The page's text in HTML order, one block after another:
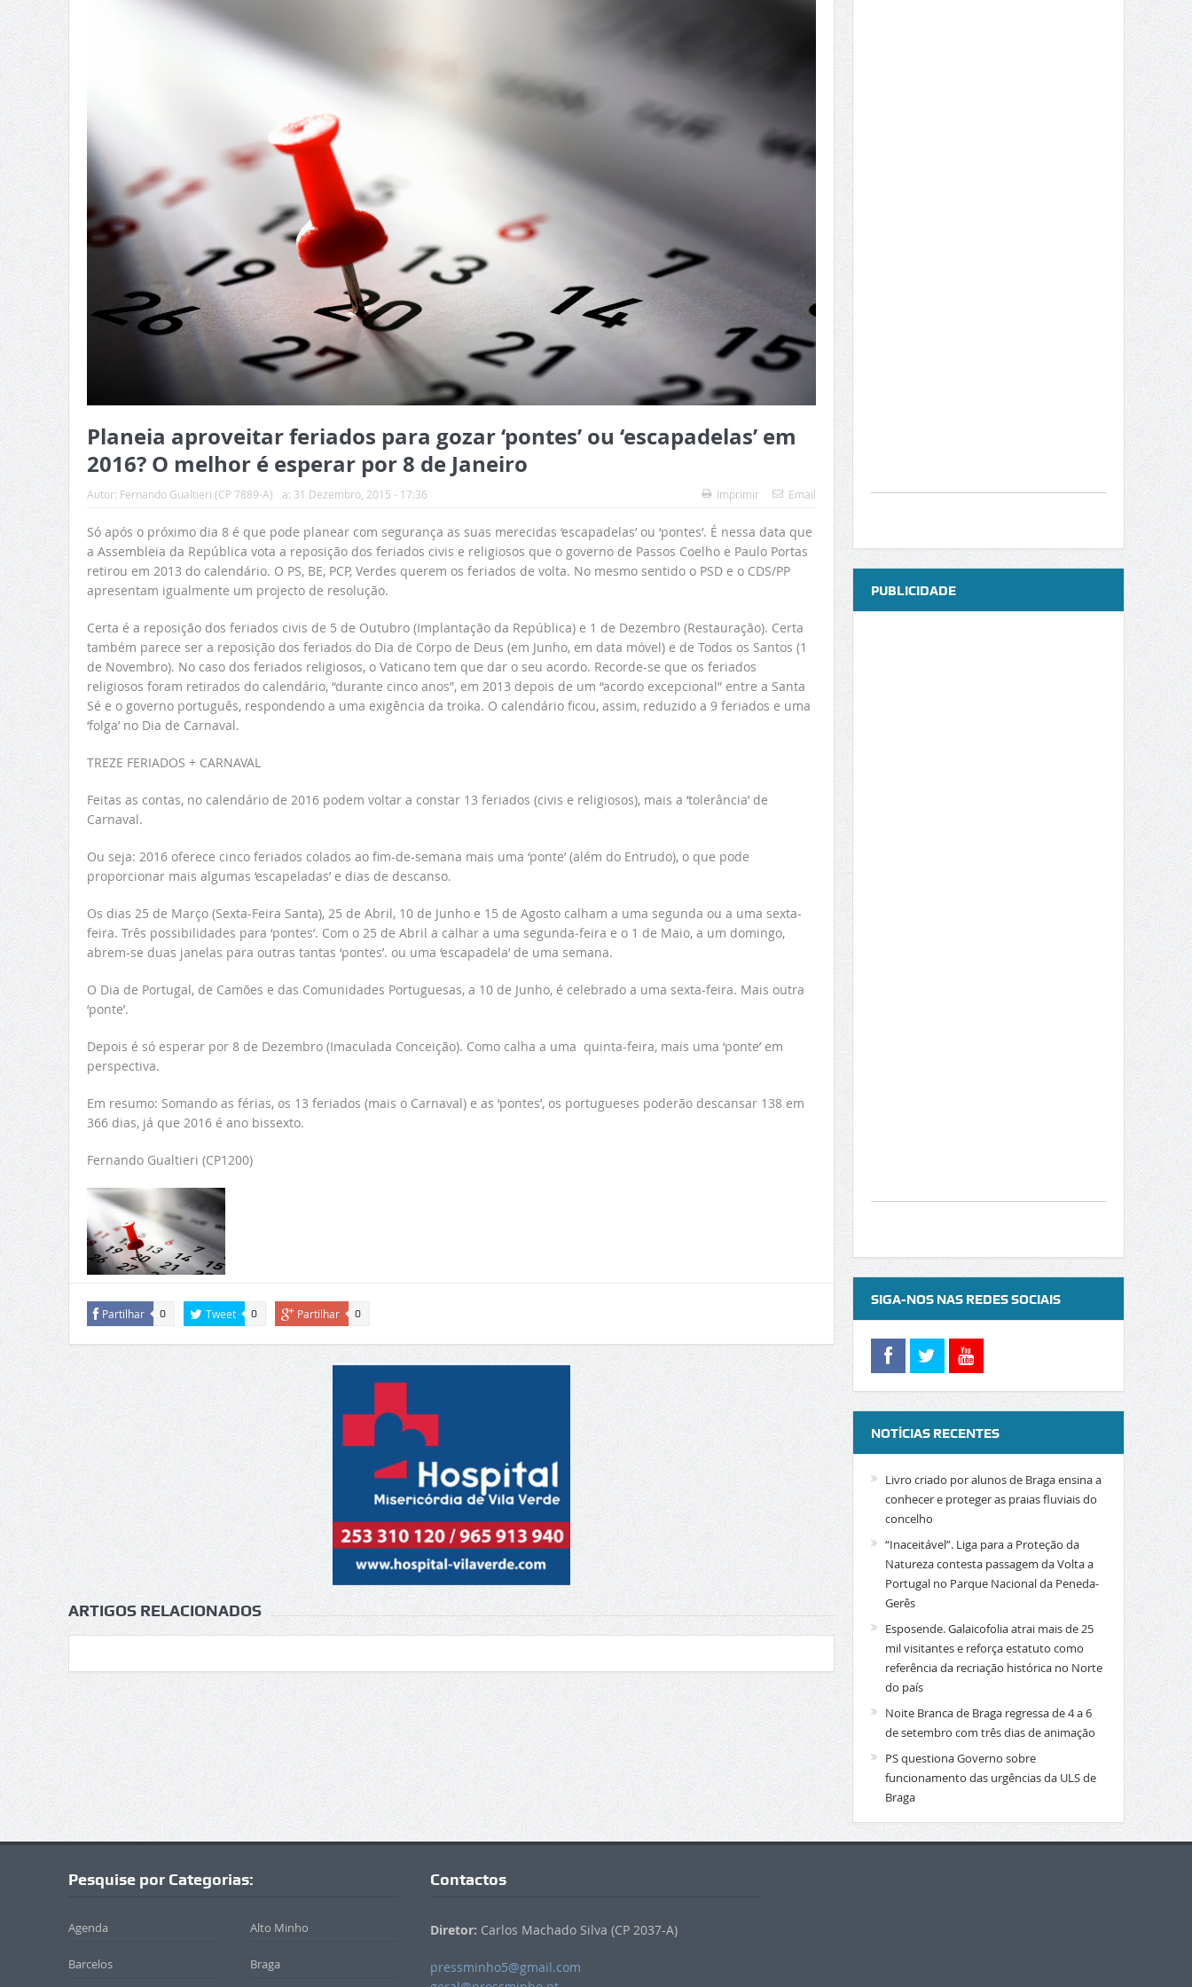
Planeia aproveitar feriados para gozar ‘pontes’ ou ‘escapadelas’ em
2016? O melhor é esperar por 8 de Janeiro
Autor: Fernando Gualtieri (CP 7889-A) a: 31 Dezembro, 2015 - 17:36 Imprimir Email
Só após o próximo dia 8 é que pode planear com segurança as suas merecidas ‘escapadelas’ ou ‘pontes’. É nessa data que
a Assembleia da República vota a reposição dos feriados civis e religiosos que o governo de Passos Coelho e Paulo Portas
retirou em 2013 do calendário. O PS, BE, PCP, Verdes querem os feriados de volta. No mesmo sentido o PSD e o CDS/PP
apresentam igualmente um projecto de resolução.
Certa é a reposição dos feriados civis de 5 de Outubro (Implantação da República) e 1 de Dezembro (Restauração). Certa
também parece ser a reposição dos feriados do Dia de Corpo de Deus (em Junho, em data móvel) e de Todos os Santos (1
de Novembro). No caso dos feriados religiosos, o Vaticano tem que dar o seu acordo. Recorde-se que os feriados
religiosos foram retirados do calendário, “durante cinco anos”, em 2013 depois de um “acordo excepcional” entre a Santa
Sé e o governo português, respondendo a uma exigência da troika. O calendário ficou, assim, reduzido a 9 feriados e uma
‘folga’ no Dia de Carnaval.
TREZE FERIADOS + CARNAVAL
Feitas as contas, no calendário de 2016 podem voltar a constar 13 feriados (civis e religiosos), mais a ‘tolerância’ de
Carnaval.
Ou seja: 2016 oferece cinco feriados colados ao fim-de-semana mais uma ‘ponte’ (além do Entrudo), o que pode
proporcionar mais algumas ‘escapeladas’ e dias de descanso.
Os dias 25 de Março (Sexta-Feira Santa), 25 de Abril, 10 de Junho e 15 de Agosto calham a uma segunda ou a uma sexta-
feira. Três possibilidades para ‘pontes’. Com o 25 de Abril a calhar a uma segunda-feira e o 1 de Maio, a um domingo,
abrem-se duas janelas para outras tantas ‘pontes’. ou uma ‘escapadela’ de uma semana.
O Dia de Portugal, de Camões e das Comunidades Portuguesas, a 10 de Junho, é celebrado a uma sexta-feira. Mais outra
‘ponte’.
Depois é só esperar por 8 de Dezembro (Imaculada Conceição). Como calha a uma quinta-feira, mais uma ‘ponte’ em
perspectiva.
Em resumo: Somando as férias, os 13 feriados (mais o Carnaval) e as ‘pontes’, os portugueses poderão descansar 138 em
366 dias, já que 2016 é ano bissexto.
Fernando Gualtieri (CP1200)
Partilhar 0 Tweet 0 Partilhar 0
ARTIGOS RELACIONADOS
PUBLICIDADE
SIGA-NOS NAS REDES SOCIAIS
NOTÍCIAS RECENTES
Livro criado por alunos de Braga ensina a
conhecer e proteger as praias fluviais do
concelho
“Inaceitável”. Liga para a Proteção da
Natureza contesta passagem da Volta a
Portugal no Parque Nacional da Peneda-
Gerês
Esposende. Galaicofolia atrai mais de 25
mil visitantes e reforça estatuto como
referência da recriação histórica no Norte
do país
Noite Branca de Braga regressa de 4 a 6
de setembro com três dias de animação
PS questiona Governo sobre
funcionamento das urgências da ULS de
Braga
Pesquise por Categorias:
Agenda Alto Minho
Barcelos Braga
Contactos
Diretor: Carlos Machado Silva (CP 2037-A)
pressminho5@gmail.com